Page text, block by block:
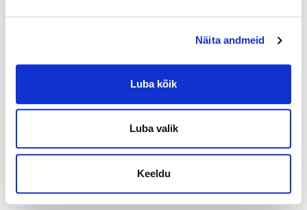
Näita andmeid
Luba kõik
Luba valik
Keeldu